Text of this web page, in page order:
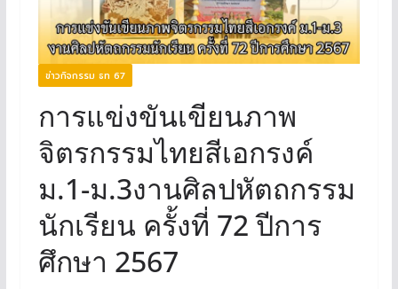
ข่าวกิจกรรม ธท 67
การแข่งขันเขียนภาพ
จิตรกรรมไทยสีเอกรงค์
ม.1-ม.3งานศิลปหัตถกรรม
นักเรียน ครั้งที่ 72 ปีการ
ศึกษา 2567